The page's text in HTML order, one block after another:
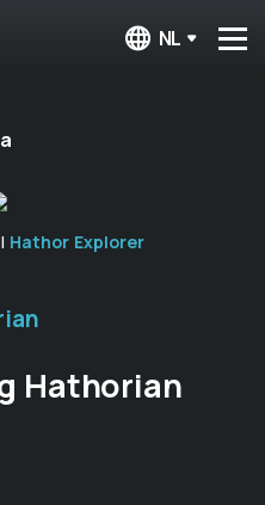
NL
| Hathor Explorer
Hathorian